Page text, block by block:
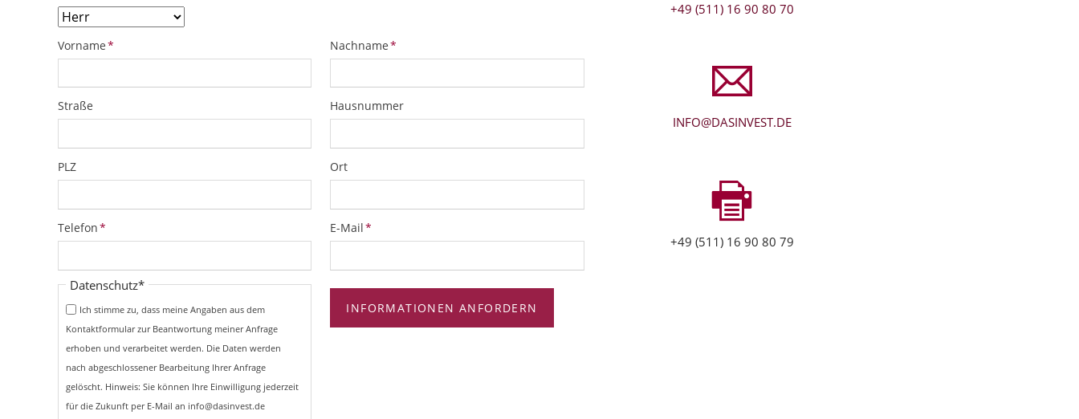
Pflichtfeld
Vorname* Pflichtfeld
Nachname*
Straße Hausnummer
PLZ Ort
Pflichtfeld
Telefon* Pflichtfeld
E-Mail*
Pflichtfeld
Datenschutz*
Ich stimme zu, dass meine Angaben aus dem
Kontaktformular zur Beantwortung meiner Anfrage
erhoben und verarbeitet werden. Die Daten werden
nach abgeschlossener Bearbeitung Ihrer Anfrage
gelöscht. Hinweis: Sie können Ihre Einwilligung jederzeit
für die Zukunft per E-Mail an info@dasinvest.de
INFORMATIONEN ANFORDERN
+49 (511) 16 90 80 70
INFO@DASINVEST.DE
+49 (511) 16 90 80 79